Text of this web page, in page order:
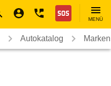
Nothilfe
MENÜ
Autokatalog